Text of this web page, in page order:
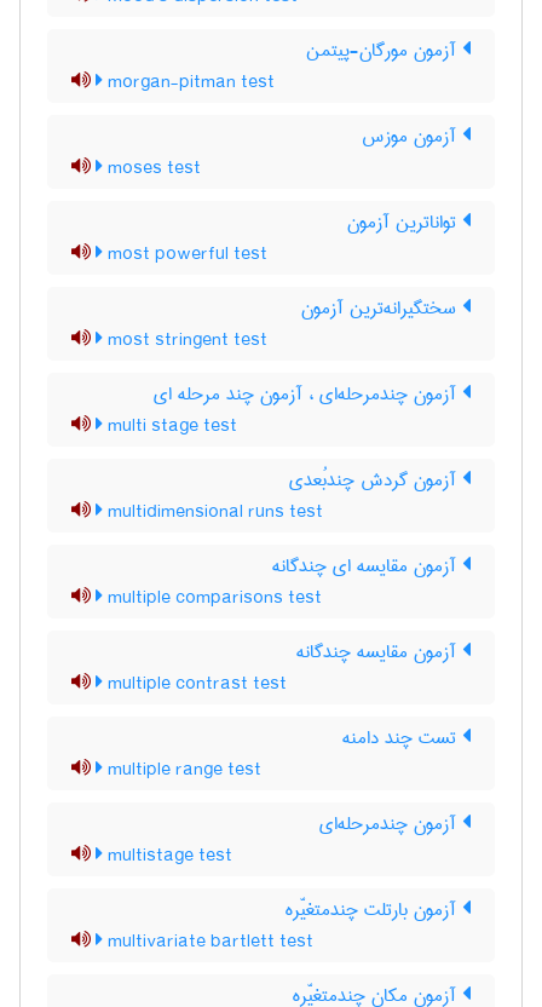
آزمون مورگان-پیتمن
morgan-pitman test
آزمون موزس
moses test
تواناترین آزمون
most powerful test
سختگیرانه‌ترین آزمون
most stringent test
آزمون چندمرحله‌ای ، آزمون چند مرحله ای
multi stage test
آزمون گردش چندبُعدی
multidimensional runs test
آزمون مقایسه ای چندگانه
multiple comparisons test
آزمون مقایسه چندگانه
multiple contrast test
تست چند دامنه
multiple range test
آزمون چندمرحله‌ای
multistage test
آزمون بارتلت چندمتغیّره
multivariate bartlett test
آزمون مکان چندمتغیّره